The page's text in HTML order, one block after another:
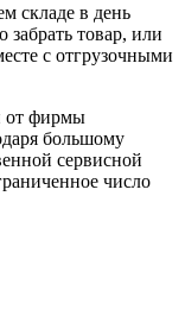
складе в день
забрать товар, или
с отгрузочными
от фирмы
большому
сервисной
число